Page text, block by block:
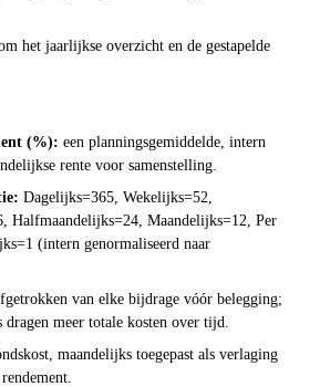
het jaarlijkse overzicht en de gestapelde
(%): een planningsgemiddelde, intern
rente voor samenstelling.
Dagelijks=365, Wekelijks=52,
Halfmaandelijks=24, Maandelijks=12, Per
(intern genormaliseerd naar
van elke bijdrage vóór belegging;
dragen meer totale kosten over tijd.
maandelijks toegepast als verlaging